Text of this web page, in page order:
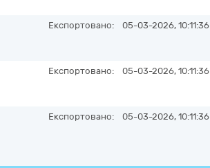
Експортовано: 05-03-2026, 10:11:36
Експортовано: 05-03-2026, 10:11:36
Експортовано: 05-03-2026, 10:11:36